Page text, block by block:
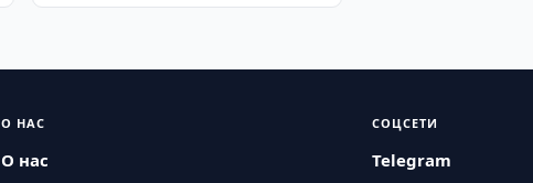
О НАС
О нас
СОЦСЕТИ
Telegram